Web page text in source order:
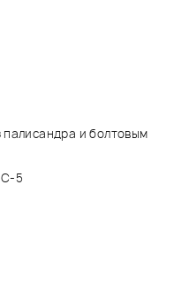
и болтовым
5